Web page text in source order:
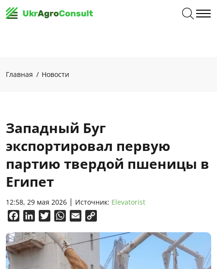
Главная Новости
Западный Буг
экспортировал первую
партию твердой пшеницы в
Египет
12:58, 29 мая 2026 Источник: Elevatorist
FacebookLinkedInTwitterWhatsApp
Email